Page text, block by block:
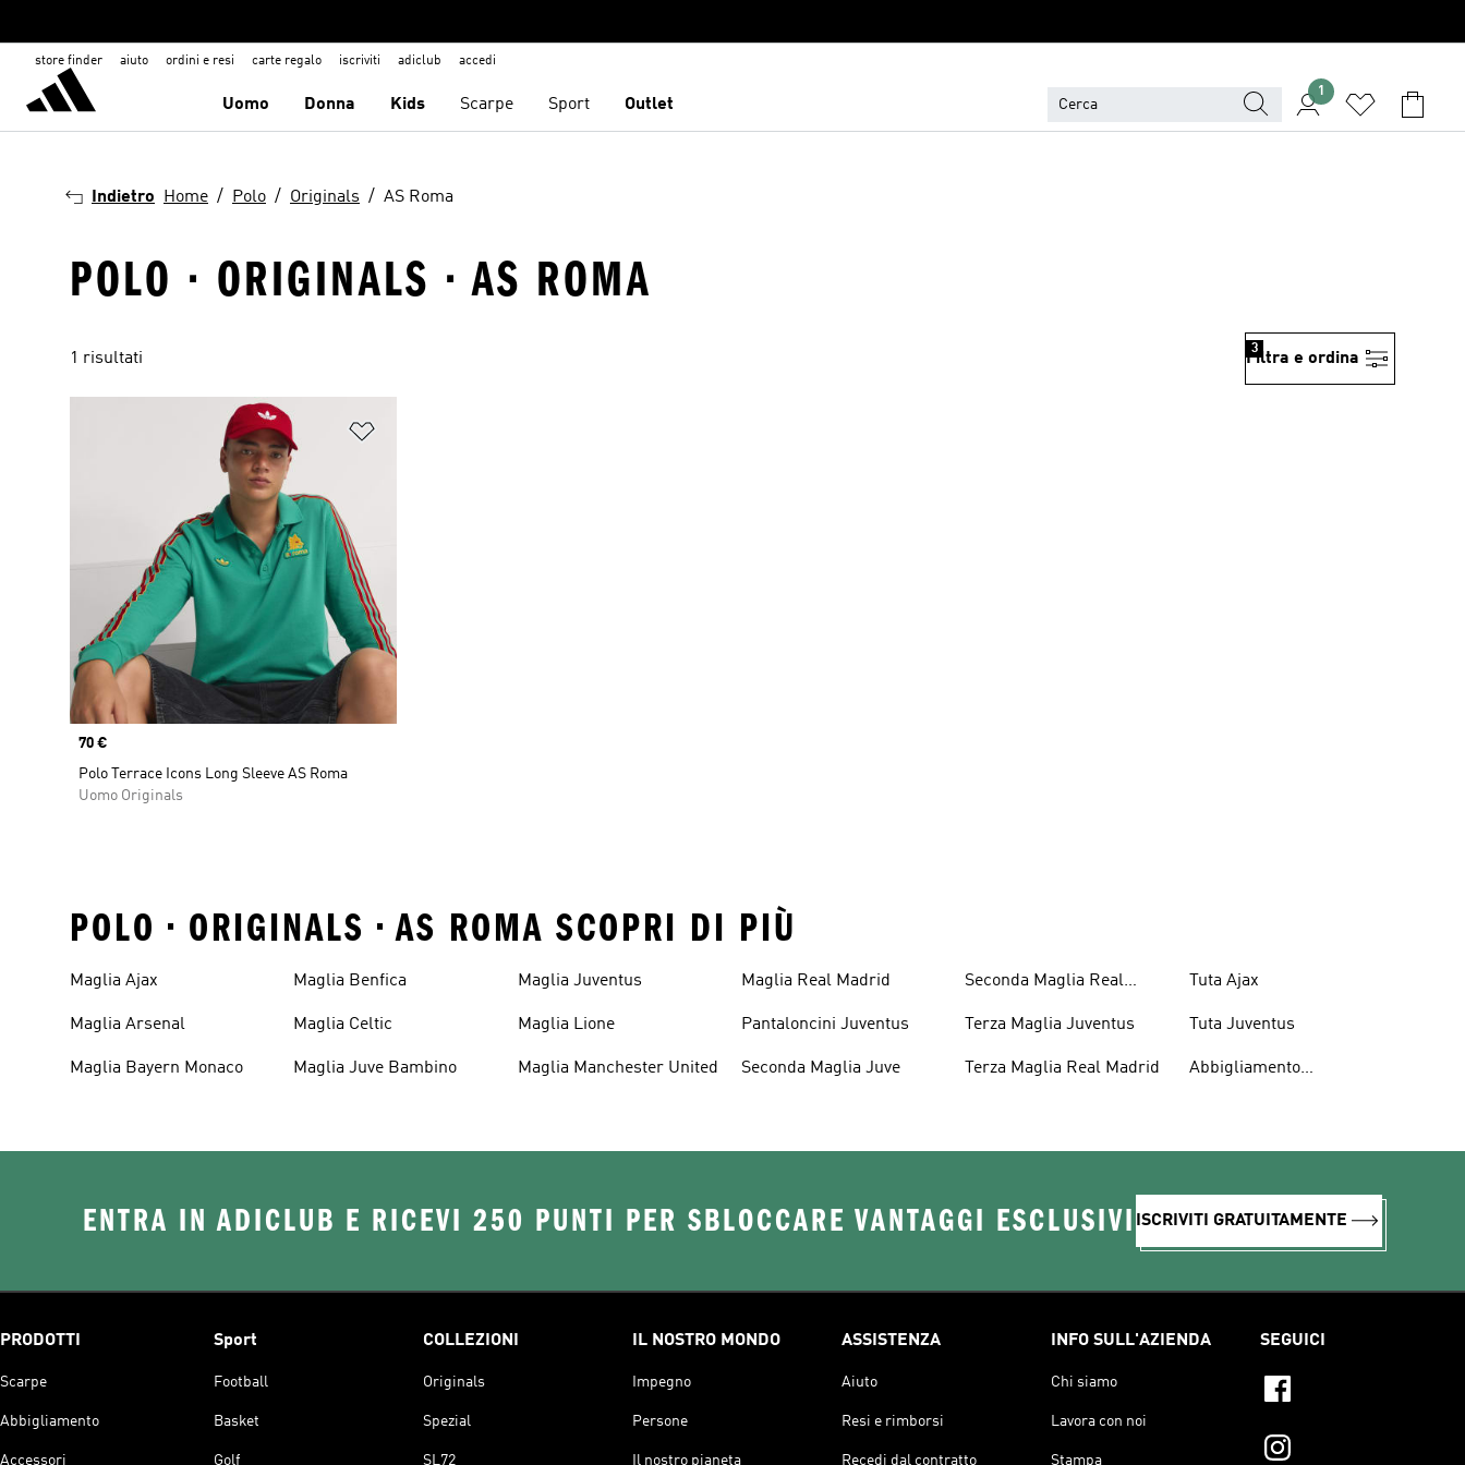
store finder aiuto ordini e resi carte regalo iscriviti adiclub accedi
Uomo Donna Kids Scarpe Sport Outlet
1
Indietro Home Polo Originals AS Roma
POLO · ORIGINALS · AS ROMA
1 risultati Filtra e ordina
3
Price
70 €
Polo Terrace Icons Long Sleeve AS Roma
Uomo Originals
POLO • ORIGINALS • AS ROMA SCOPRI DI PIÙ
Maglia Ajax
Maglia Arsenal
Maglia Bayern Monaco
Maglia Benfica
Maglia Celtic
Maglia Juve Bambino
Maglia Juventus
Maglia Lione
Maglia Manchester United
Maglia Real Madrid
Pantaloncini Juventus
Seconda Maglia Juve
Seconda Maglia Real
Terza Maglia Juventus
Terza Maglia Real Madrid
Tuta Ajax
Tuta Juventus
Abbigliamento
ENTRA IN ADICLUB E RICEVI 250 PUNTI PER SBLOCCARE VANTAGGI ESCLUSIVI ISCRIVITI GRATUITAMENTE
PRODOTTI
Scarpe
Abbigliamento
Accessori
Sport
Football
Basket
Golf
COLLEZIONI
Originals
Spezial
SL72
IL NOSTRO MONDO
Impegno
Persone
Il nostro pianeta
ASSISTENZA
Aiuto
Resi e rimborsi
Recedi dal contratto
INFO SULL'AZIENDA
Chi siamo
Lavora con noi
Stampa
SEGUICI